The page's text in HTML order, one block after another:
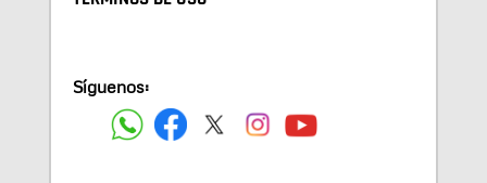
Síguenos: